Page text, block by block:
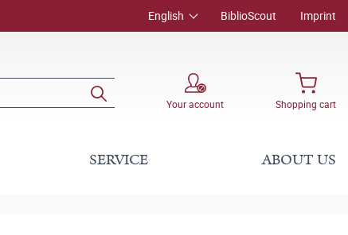
English BiblioScout Imprint
Your account Shopping cart
SERVICE ABOUT US